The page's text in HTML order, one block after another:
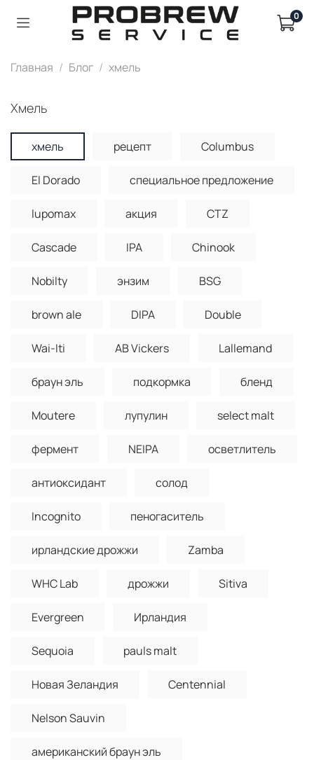
0
Главная Блог хмель
хмель
хмель рецепт Columbus
El Dorado специальное предложение
lupomax акция CTZ
Cascade IPA Chinook
Nobilty энзим BSG
brown ale DIPA Double
Wai-Iti AB Vickers Lallemand
браун эль подкормка бленд
Moutere лупулин select malt
фермент NEIPA осветлитель
антиоксидант солод
Incognito пеногаситель
ирландские дрожжи Zamba
WHC Lab дрожжи Sitiva
Evergreen Ирландия
Sequoia pauls malt
Новая Зеландия Centennial
Nelson Sauvin
американский браун эль